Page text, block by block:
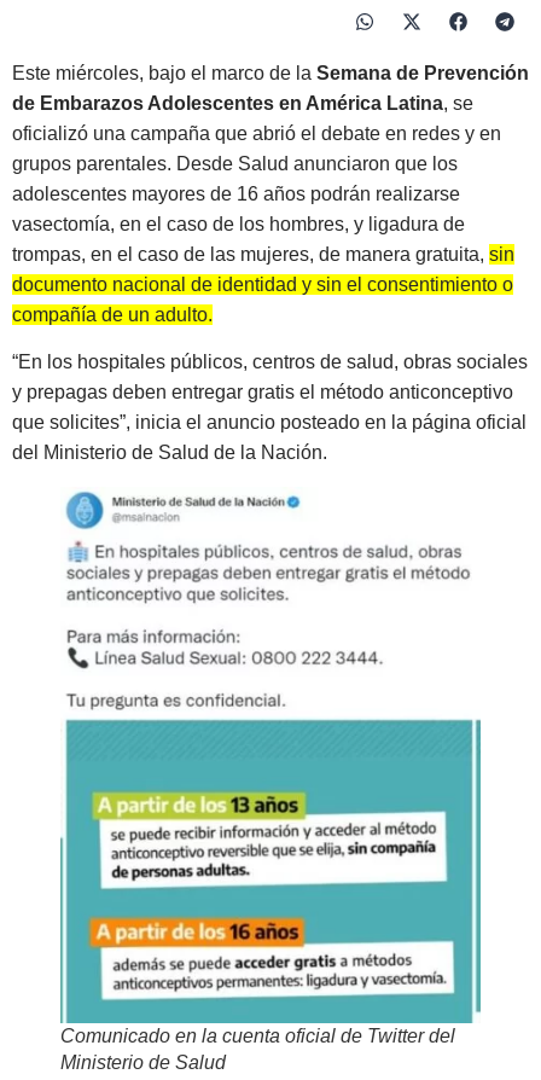
Este miércoles, bajo el marco de la Semana de Prevención
de Embarazos Adolescentes en América Latina, se
oficializó una campaña que abrió el debate en redes y en
grupos parentales. Desde Salud anunciaron que los
adolescentes mayores de 16 años podrán realizarse
vasectomía, en el caso de los hombres, y ligadura de
trompas, en el caso de las mujeres, de manera gratuita, sin
documento nacional de identidad y sin el consentimiento o
compañía de un adulto.
“En los hospitales públicos, centros de salud, obras sociales
y prepagas deben entregar gratis el método anticonceptivo
que solicites”, inicia el anuncio posteado en la página oficial
del Ministerio de Salud de la Nación.
Comunicado en la cuenta oficial de Twitter del
Ministerio de Salud